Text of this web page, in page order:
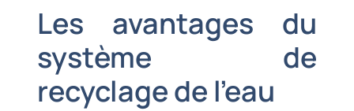
Les avantages du
système de
recyclage de l’eau